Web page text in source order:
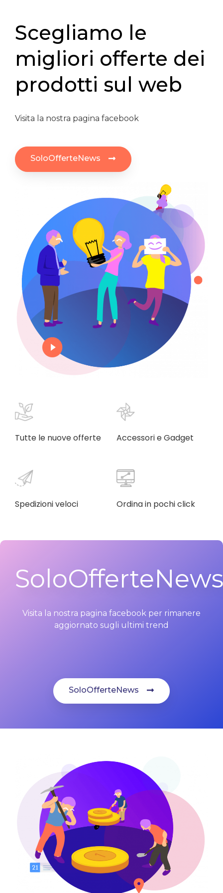
Scegliamo le
migliori offerte dei
prodotti sul web
Visita la nostra pagina facebook
SoloOfferteNews
Tutte le nuove offerte Accessori e Gadget
Spedizioni veloci Ordina in pochi click
SoloOfferteNews
Visita la nostra pagina facebook per rimanere
aggiornato sugli ultimi trend
SoloOfferteNews